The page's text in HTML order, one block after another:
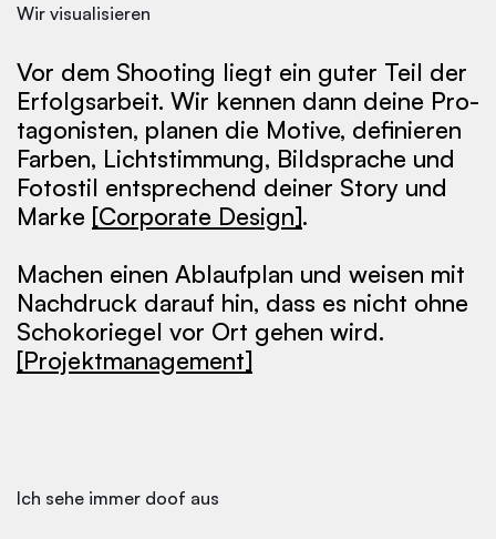
Wir visualisieren
Vor dem Shoo­ting liegt ein gu­ter Teil der
Er­folgs­ar­beit. Wir ken­nen dann dei­ne Pro­
ta­go­nis­ten, pla­nen die Mo­ti­ve, de­fi­nie­ren
Far­ben, Licht­stim­mung, Bild­spra­che und
Fo­to­stil ent­spre­chend dei­ner Sto­ry und
Mar­ke [Corporate Design].
Ma­chen ei­nen Ab­lauf­plan und wei­sen mit
Nach­druck dar­auf hin, dass es nicht oh­ne
Scho­ko­rie­gel vor Ort ge­hen wird.
[Projektmanagement]
Ich sehe immer doof aus